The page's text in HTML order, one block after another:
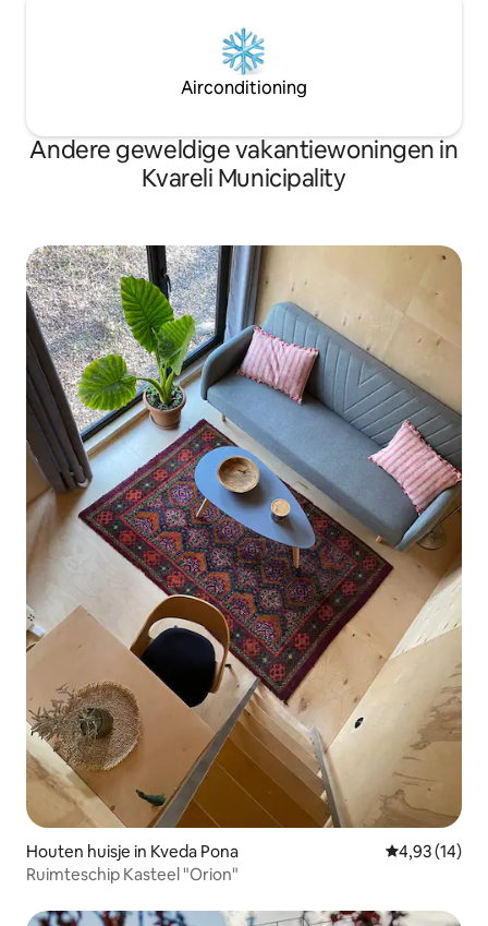
Airconditioning
Andere geweldige vakantiewoningen in
Kvareli Municipality
Houten huisje in Kveda Pona Gemiddelde
4,93 (14)
Ruimteschip Kasteel "Orion"